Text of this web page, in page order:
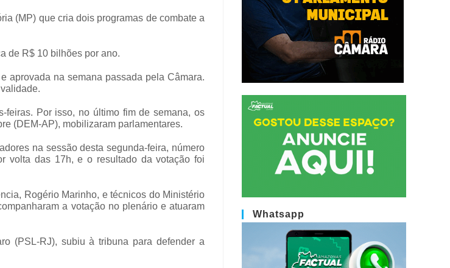
(MP) que cria dois programas de combate a
de R$ 10 bilhões por ano.
aprovada na semana passada pela Câmara.
feiras. Por isso, no último fim de semana, os
(DEM-AP), mobilizaram parlamentares.
na sessão desta segunda-feira, número
volta das 17h, e o resultado da votação foi
Rogério Marinho, e técnicos do Ministério
a votação no plenário e atuaram
(PSL-RJ), subiu à tribuna para defender a
Whatsapp